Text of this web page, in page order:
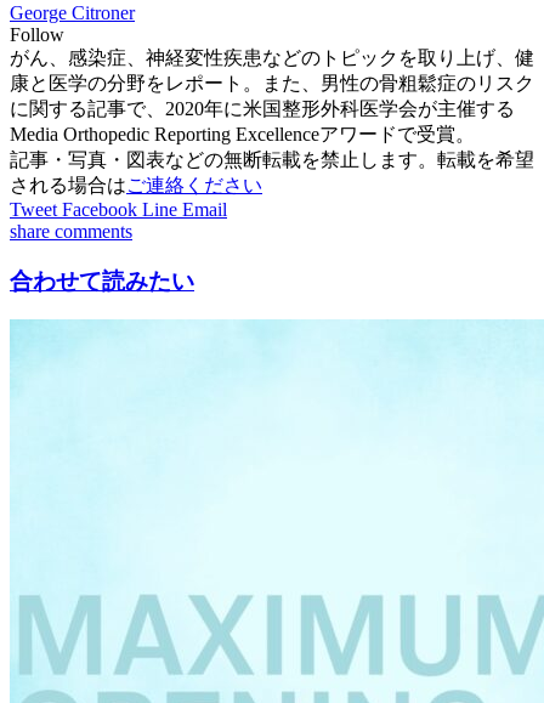
George Citroner
Follow
がん、感染症、神経変性疾患などのトピックを取り上げ、健
康と医学の分野をレポート。また、男性の骨粗鬆症のリスク
に関する記事で、2020年に米国整形外科医学会が主催する
Media Orthopedic Reporting Excellenceアワードで受賞。
記事・写真・図表などの無断転載を禁止します。転載を希望
される場合はご連絡ください
Tweet Facebook Line Email
share comments
合わせて読みたい